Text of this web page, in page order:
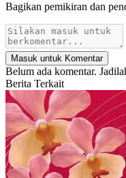
Bagikan pemikiran dan
Masuk untuk Komentar
Belum ada komentar.
Berita Terkait